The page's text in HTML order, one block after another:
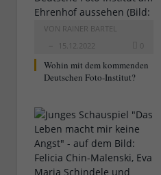
VON RAINER BARTEL
15.12.2022
0
Wohin mit dem kommenden
Deutschen Foto-Institut?